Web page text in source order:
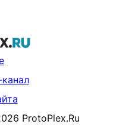
ProtoPlex.Ru